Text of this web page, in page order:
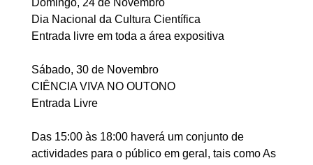
Domingo, 24 de Novembro
Dia Nacional da Cultura Científica
Entrada livre em toda a área expositiva
Sábado, 30 de Novembro
CIÊNCIA VIVA NO OUTONO
Entrada Livre
Das 15:00 às 18:00 haverá um conjunto de
actividades para o público em geral, tais como As